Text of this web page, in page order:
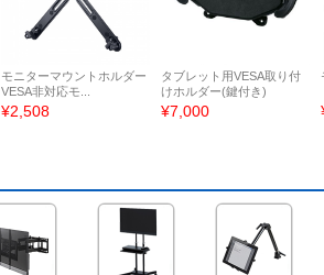
モニターマウントホルダー
VESA非対応モ...
¥2,508
タブレット用VESA取り付
けホルダー(鍵付き)
¥7,000